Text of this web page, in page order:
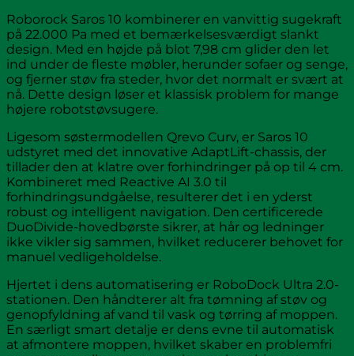
Roborock Saros 10 kombinerer en vanvittig sugekraft
på 22.000 Pa med et bemærkelsesværdigt slankt
design. Med en højde på blot 7,98 cm glider den let
ind under de fleste møbler, herunder sofaer og senge,
og fjerner støv fra steder, hvor det normalt er svært at
nå. Dette design løser et klassisk problem for mange
højere robotstøvsugere.
Ligesom søstermodellen Qrevo Curv, er Saros 10
udstyret med det innovative AdaptLift-chassis, der
tillader den at klatre over forhindringer på op til 4 cm.
Kombineret med Reactive AI 3.0 til
forhindringsundgåelse, resulterer det i en yderst
robust og intelligent navigation. Den certificerede
DuoDivide-hovedbørste sikrer, at hår og ledninger
ikke vikler sig sammen, hvilket reducerer behovet for
manuel vedligeholdelse.
Hjertet i dens automatisering er RoboDock Ultra 2.0-
stationen. Den håndterer alt fra tømning af støv og
genopfyldning af vand til vask og tørring af moppen.
En særligt smart detalje er dens evne til automatisk
at afmontere moppen, hvilket skaber en problemfri